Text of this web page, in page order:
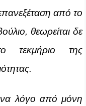
από το
θεωρείται δε
τεκμήριο της
λόγο από μόνη